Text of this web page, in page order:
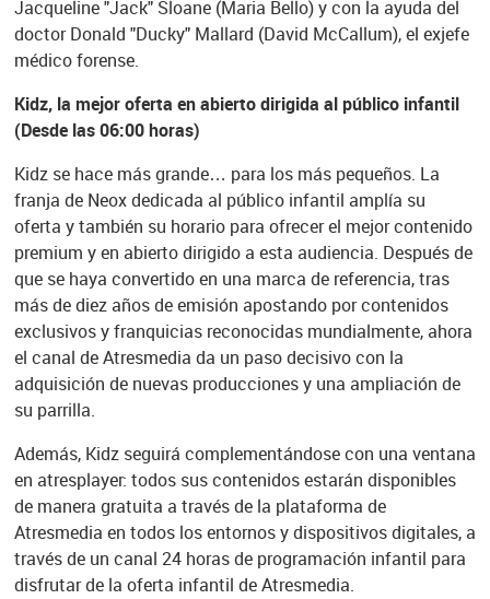
Jacqueline "Jack" Sloane (Maria Bello) y con la ayuda del
doctor Donald "Ducky" Mallard (David McCallum), el exjefe
médico forense.
Kidz, la mejor oferta en abierto dirigida al público infantil
(Desde las 06:00 horas)
Kidz se hace más grande… para los más pequeños. La
franja de Neox dedicada al público infantil amplía su
oferta y también su horario para ofrecer el mejor contenido
premium y en abierto dirigido a esta audiencia. Después de
que se haya convertido en una marca de referencia, tras
más de diez años de emisión apostando por contenidos
exclusivos y franquicias reconocidas mundialmente, ahora
el canal de Atresmedia da un paso decisivo con la
adquisición de nuevas producciones y una ampliación de
su parrilla.
Además, Kidz seguirá complementándose con una ventana
en atresplayer: todos sus contenidos estarán disponibles
de manera gratuita a través de la plataforma de
Atresmedia en todos los entornos y dispositivos digitales, a
través de un canal 24 horas de programación infantil para
disfrutar de la oferta infantil de Atresmedia.